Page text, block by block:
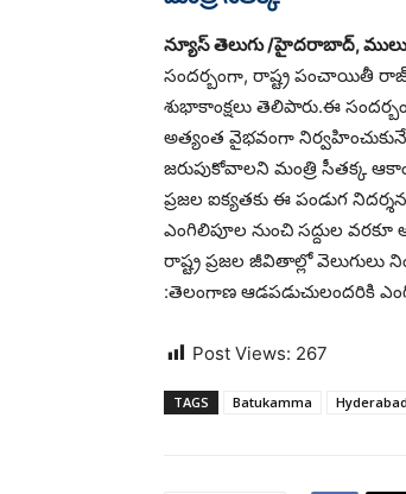
న్యూస్ తెలుగు /హైదరాబాద్,
సందర్బంగా, రాష్ట్ర పంచాయితీ
శుభాకాంక్షలు తెలిపారు.ఈ
అత్యంత వైభ‌వంగా
జరుపుకోవాలని మంత్రి సీతక్క
ప్రజల ఐక్యతకు ఈ పండుగ
ఎంగిలిపూల నుంచి సద్దుల వరకూ
రాష్ట్ర ప్రజల జీవితాల్లో
:తెలంగాణ ఆడపడుచులందరికి
Post Views: 267
TAGS Batukamma